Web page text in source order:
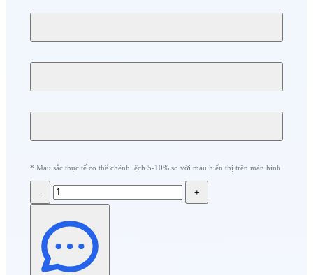
* Màu sắc thực tế có thể chênh lệch 5-10% so với màu hiển thị trên màn hình
- +